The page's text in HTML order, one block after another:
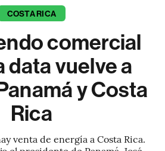
COSTA RICA
comercial
data vuelve a
y Costa
Rica
venta de energía a Costa Rica.